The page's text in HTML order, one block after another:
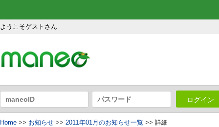
ようこそゲストさん
ログイン
Home >> お知らせ >> 2011年01月のお知らせ一覧 >> 詳細